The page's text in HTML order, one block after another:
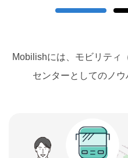
Mobilishには、モビリティ
センターとしてのノ